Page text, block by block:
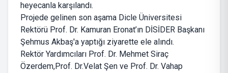
heyecanla karşılandı.
Projede gelinen son aşama Dicle Üniversitesi
Rektörü Prof. Dr. Kamuran Eronat’ın DİSİDER Başkanı
Şehmus Akbaş'a yaptığı ziyarette ele alındı.
Rektör Yardımcıları Prof. Dr. Mehmet Siraç
Özerdem,Prof. Dr.Velat Şen ve Prof. Dr. Vahap